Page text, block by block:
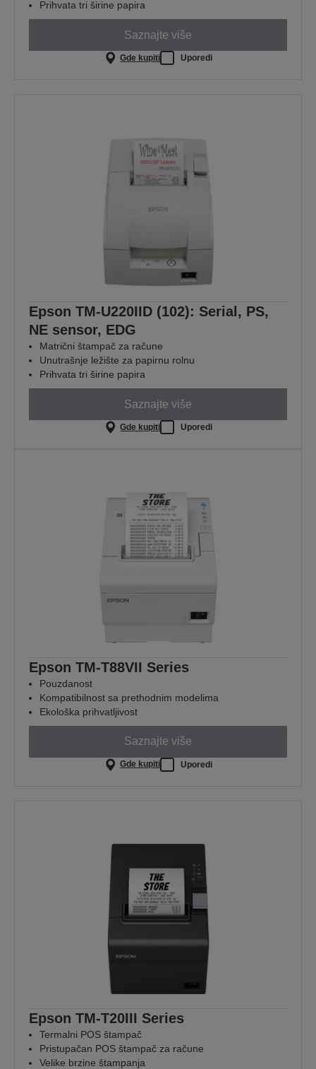
Prihvata tri širine papira
Saznajte više
Gde kupiti Uporedi
Epson TM-U220IID (102): Serial, PS,
NE sensor, EDG
Matrični štampač za račune
Unutrašnje ležište za papirnu rolnu
Prihvata tri širine papira
Saznajte više
Gde kupiti Uporedi
Epson TM-T88VII Series
Pouzdanost
Kompatibilnost sa prethodnim modelima
Ekološka prihvatljivost
Saznajte više
Gde kupiti Uporedi
Epson TM-T20III Series
Termalni POS štampač
Pristupačan POS štampač za račune
Velike brzine štampanja